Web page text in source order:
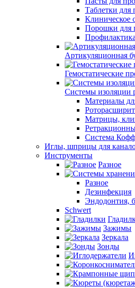
Таблетки для
Клиническое
Порошки для
Артикуляционная
Гемостатические
Системы изоляции
Материалы
Матрицы,
Система
Иглы, шприцы для
Инструменты
Разное
Разное
Дезинфекция
Эндодонтия,
Schwert
Зажимы
Зеркала
Зонды